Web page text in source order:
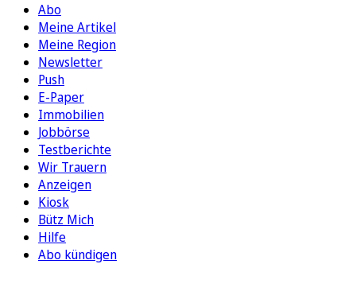
Abo
Meine Artikel
Meine Region
Newsletter
Push
E-Paper
Immobilien
Jobbörse
Testberichte
Wir Trauern
Anzeigen
Kiosk
Bütz Mich
Hilfe
Abo kündigen